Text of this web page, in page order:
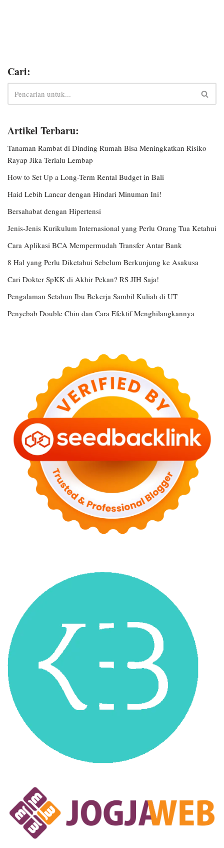
Cari:
Artikel Terbaru:
Tanaman Rambat di Dinding Rumah Bisa Meningkatkan Risiko
Rayap Jika Terlalu Lembap
How to Set Up a Long-Term Rental Budget in Bali
Haid Lebih Lancar dengan Hindari Minuman Ini!
Bersahabat dengan Hipertensi
Jenis-Jenis Kurikulum Internasional yang Perlu Orang Tua Ketahui
Cara Aplikasi BCA Mempermudah Transfer Antar Bank
8 Hal yang Perlu Diketahui Sebelum Berkunjung ke Asakusa
Cari Dokter SpKK di Akhir Pekan? RS JIH Saja!
Pengalaman Setahun Ibu Bekerja Sambil Kuliah di UT
Penyebab Double Chin dan Cara Efektif Menghilangkannya